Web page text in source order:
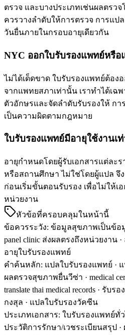
ตรวจ และบางประเภทเช่นผลตร
ควรวางลำดับให้การตรวจ การแป
วันยื่นภายในกรอบอายุเดียวกัน
NYC ออกใบรับรองแพทย์หรือ
ไม่ได้เด็ดขาด ใบรับรองแพทย์ต้อ
จากแพทยสภาเท่านั้น เราทำได้เ
ตัวอักษรและจัดลำดับรับรองให้ กา
เป็นความผิดตามกฎหมาย
ใบรับรองแพทย์มีอายุใช้งานเท่
อายุกำหนดโดยผู้รับเอกสารแต่ละ
หรือสถานศึกษา ไม่ใช่โดยผู้แปล จึ
ก่อนเริ่มขั้นตอนรับรอง เพื่อไม่ให้เ
หน่วยงาน
หัวข้อที่ครอบคลุมในหน้านี้
ข้อควรระวัง: ข้อมูลสุขภาพเป็นข้อ
panel clinic ส่งผลตรงถึงหน่วยงาน
อายุใบรับรองแพทย์
คำค้นหลัก: แปลใบรับรองแพทย์ ·
ผลตรวจสุขภาพยื่นวีซ่า · medical
translate thai medical records · รับ
กงสุล · แปลใบรับรองวัคซีน
ประเภทเอกสาร: ใบรับรองแพทย์ทั่ว
ประวัติการรักษา/เวชระเบียนสรุป